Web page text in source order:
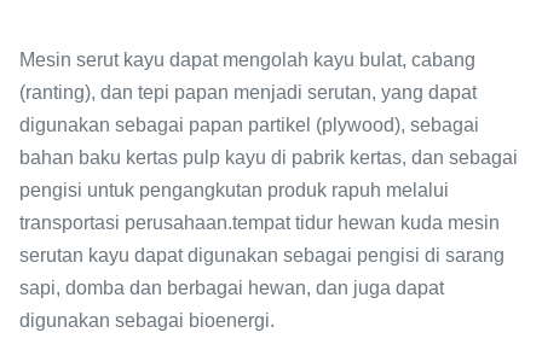
Mesin serut kayu dapat mengolah kayu bulat, cabang
(ranting), dan tepi papan menjadi serutan, yang dapat
digunakan sebagai papan partikel (plywood), sebagai
bahan baku kertas pulp kayu di pabrik kertas, dan sebagai
pengisi untuk pengangkutan produk rapuh melalui
transportasi perusahaan.tempat tidur hewan kuda mesin
serutan kayu dapat digunakan sebagai pengisi di sarang
sapi, domba dan berbagai hewan, dan juga dapat
digunakan sebagai bioenergi.